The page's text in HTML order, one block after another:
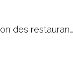
des restauran…